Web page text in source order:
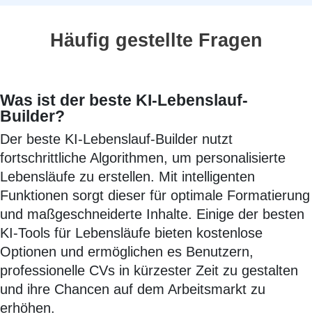
Häufig gestellte Fragen
Was ist der beste KI-Lebenslauf-
Builder?
Der beste KI-Lebenslauf-Builder nutzt
fortschrittliche Algorithmen, um personalisierte
Lebensläufe zu erstellen. Mit intelligenten
Funktionen sorgt dieser für optimale Formatierung
und maßgeschneiderte Inhalte. Einige der besten
KI-Tools für Lebensläufe bieten kostenlose
Optionen und ermöglichen es Benutzern,
professionelle CVs in kürzester Zeit zu gestalten
und ihre Chancen auf dem Arbeitsmarkt zu
erhöhen.